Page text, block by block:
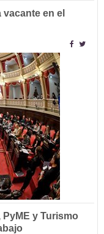
en el
y Turismo